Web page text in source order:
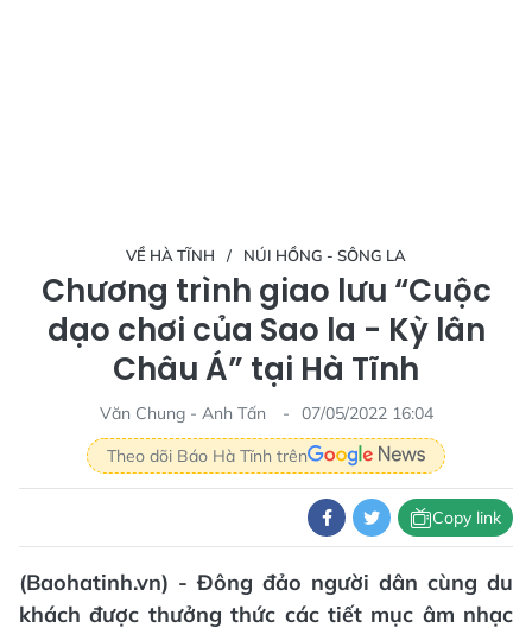
VỀ HÀ TĨNH NÚI HỒNG - SÔNG LA
Chương trình giao lưu “Cuộc
dạo chơi của Sao la - Kỳ lân
Châu Á” tại Hà Tĩnh
Văn Chung - Anh Tấn
07/05/2022 16:04
Theo dõi Báo Hà Tĩnh trên
Copy link
(Baohatinh.vn) - Đông đảo người dân cùng du
khách được thưởng thức các tiết mục âm nhạc